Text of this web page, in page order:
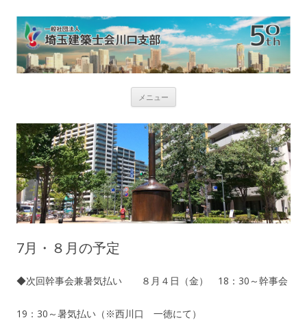
メニュー
ン
ツ
へ
ス
キ
ッ
プ
7月・８月の予定
◆次回幹事会兼暑気払い ８月４日（金） 18：30～幹事会
19：30～暑気払い（※西川口 一徳にて）